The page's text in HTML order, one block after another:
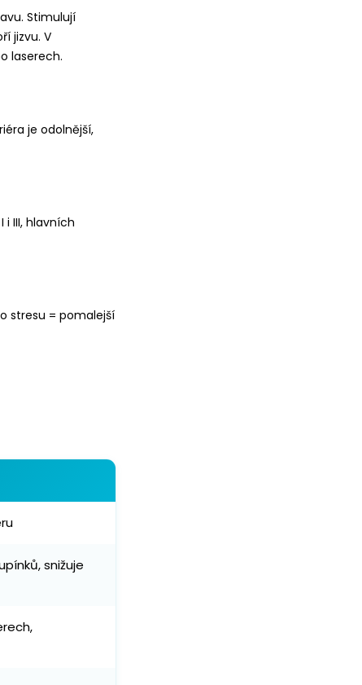
Stimulují
jizvu. V
laserech.
je odolnější,
III, hlavních
stresu = pomalejší
snižuje